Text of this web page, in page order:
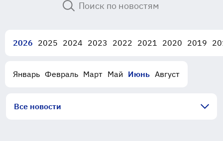
2026 2025 2024 2023 2022 2021 2020 2019
Январь Февраль Март Май Июнь Август
Все новости